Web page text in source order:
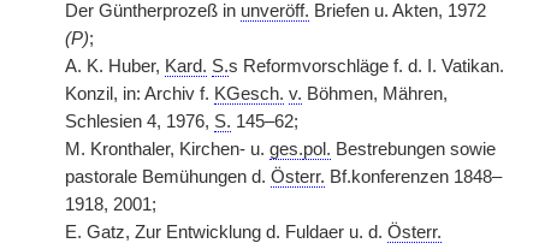
Der Güntherprozeß in unveröff. Briefen u. Akten, 1972
(P);
A. K. Huber, Kard. S.s Reformvorschläge f. d. I. Vatikan.
Konzil, in: Archiv f. KGesch. v. Böhmen, Mähren,
Schlesien 4, 1976, S. 145–62;
M. Kronthaler, Kirchen- u. ges.pol. Bestrebungen sowie
pastorale Bemühungen d. Österr. Bf.konferenzen 1848–
1918, 2001;
E. Gatz, Zur Entwicklung d. Fuldaer u. d. Österr.